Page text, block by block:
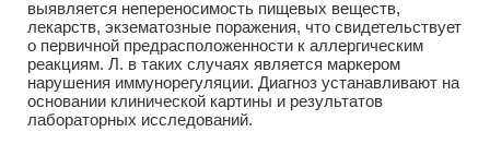
выявляется непереносимость пищевых веществ,
лекарств, экзематозные поражения, что свидетельствует
о первичной предрасположенности к аллергическим
реакциям. Л. в таких случаях является маркером
нарушения иммунорегуляции. Диагноз устанавливают на
основании клинической картины и результатов
лабораторных исследований.